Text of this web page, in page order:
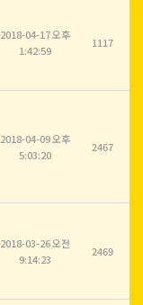
2018-04-17 오후
1:42:59
1117
2018-04-09 오후
5:03:20
2467
2018-03-26 오전
9:14:23
2469